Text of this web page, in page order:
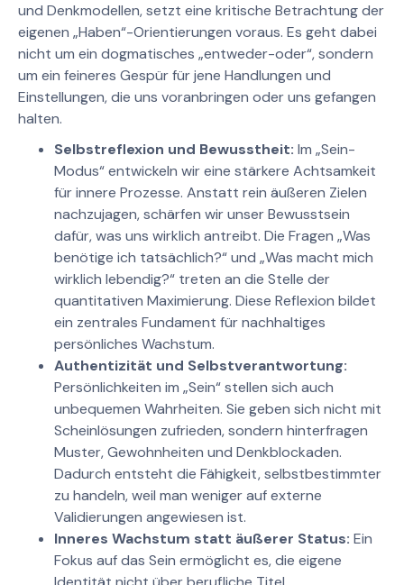
und Denkmodellen, setzt eine kritische Betrachtung der
eigenen „Haben“-Orientierungen voraus. Es geht dabei
nicht um ein dogmatisches „entweder-oder“, sondern
um ein feineres Gespür für jene Handlungen und
Einstellungen, die uns voranbringen oder uns gefangen
halten.
Selbstreflexion und Bewusstheit: Im „Sein-
Modus“ entwickeln wir eine stärkere Achtsamkeit
für innere Prozesse. Anstatt rein äußeren Zielen
nachzujagen, schärfen wir unser Bewusstsein
dafür, was uns wirklich antreibt. Die Fragen „Was
benötige ich tatsächlich?“ und „Was macht mich
wirklich lebendig?“ treten an die Stelle der
quantitativen Maximierung. Diese Reflexion bildet
ein zentrales Fundament für nachhaltiges
persönliches Wachstum.
Authentizität und Selbstverantwortung:
Persönlichkeiten im „Sein“ stellen sich auch
unbequemen Wahrheiten. Sie geben sich nicht mit
Scheinlösungen zufrieden, sondern hinterfragen
Muster, Gewohnheiten und Denkblockaden.
Dadurch entsteht die Fähigkeit, selbstbestimmter
zu handeln, weil man weniger auf externe
Validierungen angewiesen ist.
Inneres Wachstum statt äußerer Status: Ein
Fokus auf das Sein ermöglicht es, die eigene